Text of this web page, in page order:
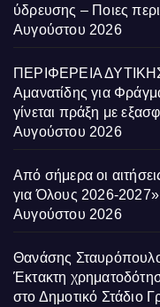
ύδρευσης – Ποιες
Αυγούστου 2026
ΠΕΡΙΦΕΡΕΙΑ
Αμανατίδης για
γίνεται πράξη με
Αυγούστου 2026
Από σήμερα οι
για Όλους 2026-
Αυγούστου 2026
Θανάσης
Έκτακτη
στο Δημοτικό Στάδιο